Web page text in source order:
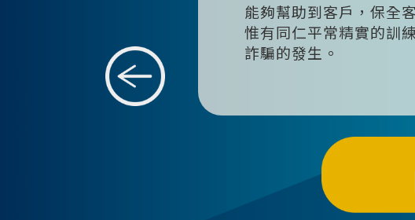
能夠幫助到客戶，保全
惟有同仁平常精實的訓
詐騙的發生。